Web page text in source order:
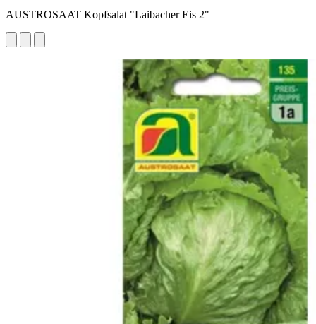
AUSTROSAAT Kopfsalat "Laibacher Eis 2"